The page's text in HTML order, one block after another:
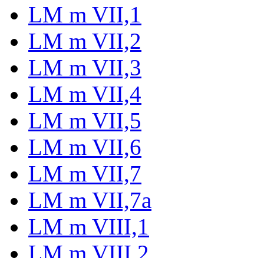
LM m VII,1
LM m VII,2
LM m VII,3
LM m VII,4
LM m VII,5
LM m VII,6
LM m VII,7
LM m VII,7a
LM m VIII,1
LM m VIII,2